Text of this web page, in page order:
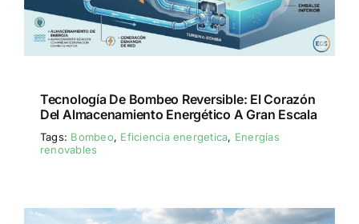
Tecnología De Bombeo Reversible: El Corazón
Del Almacenamiento Energético A Gran Escala
Tags: Bombeo, Eficiencia energetica, Energías
renovables